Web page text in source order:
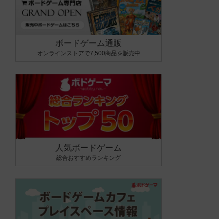
ボードゲーム通販
オンラインストアで7,500商品を販売中
人気ボードゲーム
総合おすすめランキング